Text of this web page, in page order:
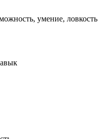
умение, ловкость